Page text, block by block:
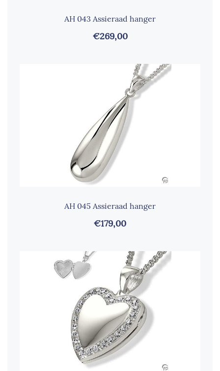
AH 043 Assieraad hanger
€269,00
AH 045 Assieraad hanger
€179,00